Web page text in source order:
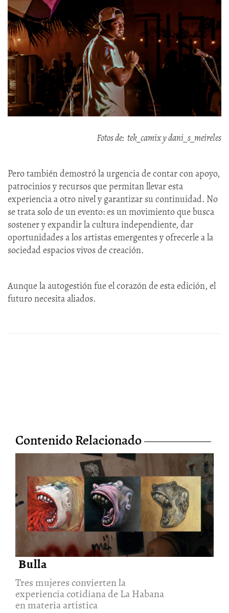
Fotos de: tek_camix y dani_s_meireles
Pero también demostró la urgencia de contar con apoyo,
patrocinios y recursos que permitan llevar esta
experiencia a otro nivel y garantizar su continuidad. No
se trata solo de un evento: es un movimiento que busca
sostener y expandir la cultura independiente, dar
oportunidades a los artistas emergentes y ofrecerle a la
sociedad espacios vivos de creación.
Aunque la autogestión fue el corazón de esta edición, el
futuro necesita aliados.
Contenido Relacionado
Tres mujeres convierten la
experiencia cotidiana de La
Habana en materia artística
30/Jul/2026
Bulla
Tres mujeres convierten la
experiencia cotidiana de La Habana
en materia artística